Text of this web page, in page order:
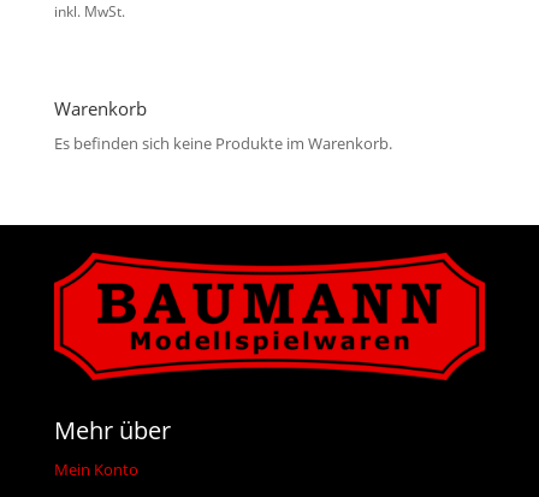
inkl. MwSt.
Warenkorb
Es befinden sich keine Produkte im Warenkorb.
Mehr über
Mein Konto